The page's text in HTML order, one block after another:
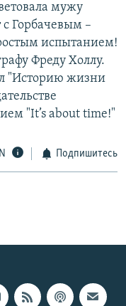
мужу
Горбачевым –
испытанием!
Фреду Холлу.
"Историю жизни
"It’s about time!"
Подпишитесь